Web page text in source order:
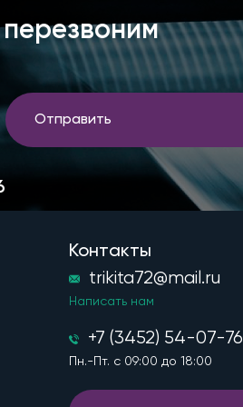
Отправить
Контакты
trikita72@mail.ru
Написать нам
+7 (3452) 54-07-76
Пн.-Пт. с 09:00 до 18:00